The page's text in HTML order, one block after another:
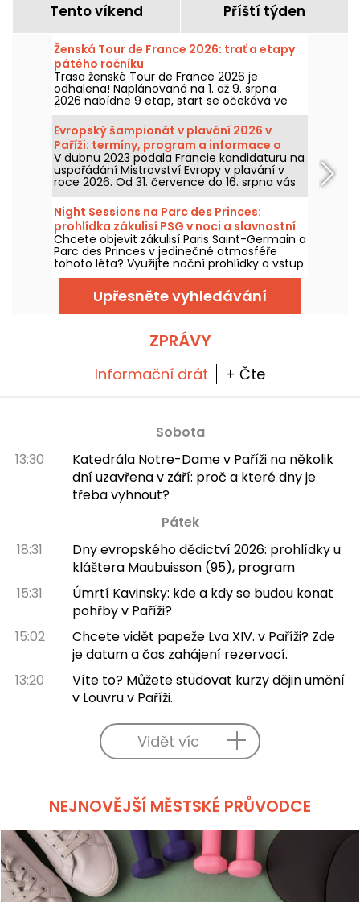
Tento víkend Příští týden
Ženská Tour de France 2026: trať a etapy
pátého ročníku
Trasa ženské Tour de France 2026 je
odhalena! Naplánovaná na 1. až 9. srpna
2026 nabídne 9 etap, start se očekává ve
Švýcarsku a cíl v Nice. Pojďme se podívat, co
nás letos čeká.
Evropský šampionát v plavání 2026 v
Paříži: termíny, program a informace o
soutěži
V dubnu 2023 podala Francie kandidaturu na
uspořádání Mistrovství Evropy v plavání v
roce 2026. Od 31. července do 16. srpna vás
Olympijské vodní centrum očekává, abyste
podpořili naše plavce. Zde najdete všechny
informace, které byste o soutěži a
disciplínách měli vědět!
Night Sessions na Parc des Princes:
prohlídka zákulisí PSG v noci a slavnostní
guinguette s DJ sety
Chcete objevit zákulisí Paris Saint-Germain a
Parc des Princes v jedinečné atmosféře
tohoto léta? Využijte noční prohlídky a vstup
na stadion za soumraku a užijte si množství
slavnostních atrakcí. Zde je program na
letošní léto 2026!
Upřesněte vyhledávání
ZPRÁVY
Informační drát + Čte
Sobota
13:30
Katedrála Notre-Dame v Paříži na několik
dní uzavřena v září: proč a které dny je
třeba vyhnout?
Pátek
18:31
Dny evropského dědictví 2026: prohlídky u
kláštera Maubuisson (95), program
15:31
Úmrtí Kavinsky: kde a kdy se budou konat
pohřby v Paříži?
15:02
Chcete vidět papeže Lva XIV. v Paříži? Zde
je datum a čas zahájení rezervací.
13:20
Víte to? Můžete studovat kurzy dějin umění
v Louvru v Paříži.
Vidět víc
NEJNOVĚJŠÍ MĚSTSKÉ PRŮVODCE